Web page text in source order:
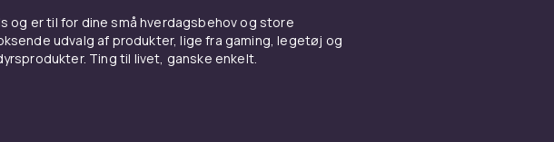
om, at batteriet løber tør, eller at støvsugeren slukker, før den er færdig
rengøre.
og er til for dine små hverdagsbehov og store
udvalg af produkter, lige fra gaming, legetøj og
Ting til livet, ganske enkelt.